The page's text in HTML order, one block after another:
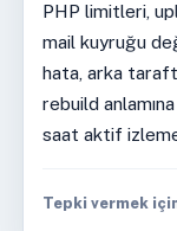
PHP limitleri,
mail kuyruğu
hata, arka
rebuild
saat aktif izleme
Tepki vermek